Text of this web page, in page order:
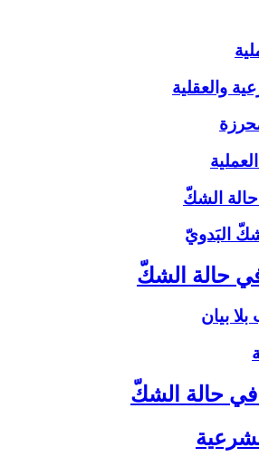
والعقلية
حالة الشكّ‏
البَدويّ
في حالة الشكّ‏
في حالة الشكّ‏